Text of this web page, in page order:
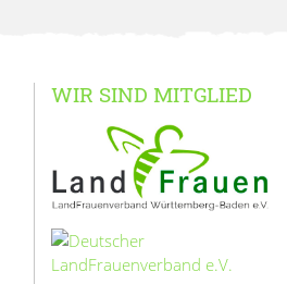
WIR SIND MITGLIED